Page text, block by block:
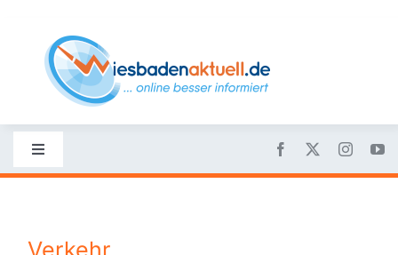
content
Toggle
Navigation
Verkehr